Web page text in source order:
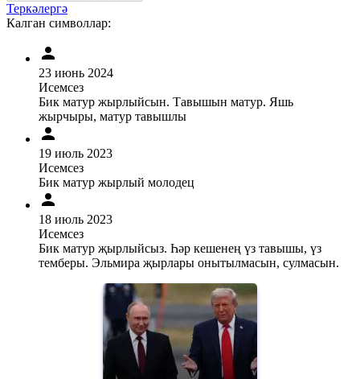
Теркәлергә
Калган символлар:
23 июнь 2024
Исемсез
Бик матур жырлыйсын. Тавышын матур. Яшь
жырчыры, матур тавышлы
19 июль 2023
Исемсез
Бик матур жырлый молодец
18 июль 2023
Исемсез
Бик матур җырлыйсыз. Һәр кешенең үз тавышы, үз
темберы. Эльмира җырлары онытылмасын, сулмасын.